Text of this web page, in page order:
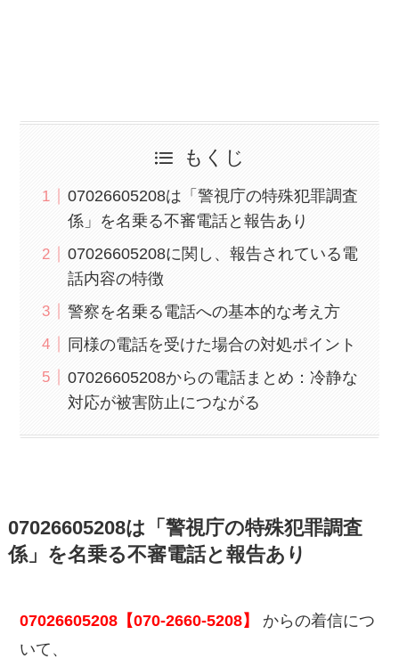
もくじ
07026605208は「警視庁の特殊犯罪調査
係」を名乗る不審電話と報告あり
07026605208に関し、報告されている電
話内容の特徴
警察を名乗る電話への基本的な考え方
同様の電話を受けた場合の対処ポイント
07026605208からの電話まとめ：冷静な
対応が被害防止につながる
07026605208は「警視庁の特殊犯罪調査
係」を名乗る不審電話と報告あり
07026605208【070-2660-5208】
からの着信につ
いて、